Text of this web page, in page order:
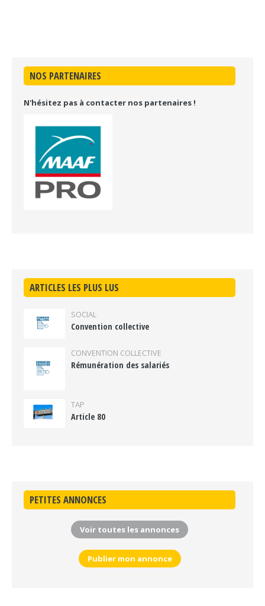
NOS PARTENAIRES
N'hésitez pas à contacter nos partenaires !
ARTICLES LES PLUS LUS
SOCIAL
Convention collective
CONVENTION COLLECTIVE
Rémunération des salariés
TAP
Article 80
PETITES ANNONCES
Voir toutes les annonces
Publier mon annonce